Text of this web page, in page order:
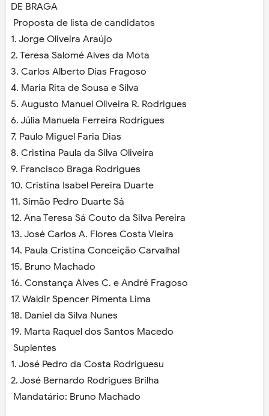
DE BRAGA
Proposta de lista de candidatos
1. Jorge Oliveira Araújo
2. Teresa Salomé Alves da Mota
3. Carlos Alberto Dias Fragoso
4. Maria Rita de Sousa e Silva
5. Augusto Manuel Oliveira R. Rodrigues
6. Júlia Manuela Ferreira Rodrigues
7. Paulo Miguel Faria Dias
8. Cristina Paula da Silva Oliveira
9. Francisco Braga Rodrigues
10. Cristina Isabel Pereira Duarte
11. Simão Pedro Duarte Sá
12. Ana Teresa Sá Couto da Silva Pereira
13. José Carlos A. Flores Costa Vieira
14. Paula Cristina Conceição Carvalhal
15. Bruno Machado
16. Constança Alves C. e André Fragoso
17. Waldir Spencer Pimenta Lima
18. Daniel da Silva Nunes
19. Marta Raquel dos Santos Macedo
Suplentes
1. José Pedro da Costa Rodriguesu
2. José Bernardo Rodrigues Brilha
Mandatário: Bruno Machado